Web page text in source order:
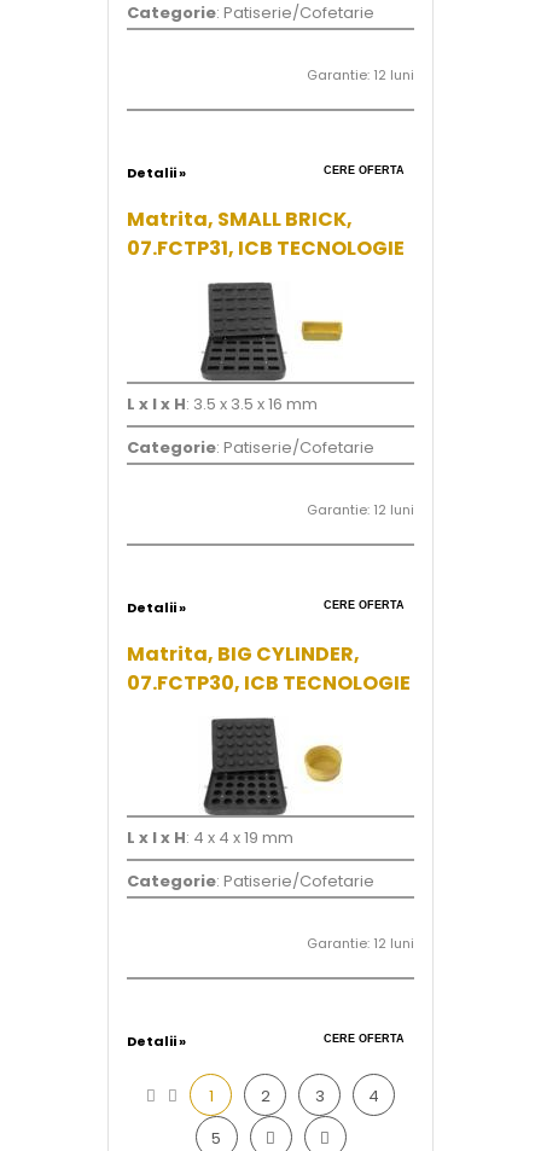
Categorie: Patiserie/Cofetarie
Garantie: 12 luni
Detalii » CERE OFERTA
Matrita, SMALL BRICK,
07.FCTP31, ICB TECNOLOGIE
L x l x H: 3.5 x 3.5 x 16 mm
Categorie: Patiserie/Cofetarie
Garantie: 12 luni
Detalii » CERE OFERTA
Matrita, BIG CYLINDER,
07.FCTP30, ICB TECNOLOGIE
L x l x H: 4 x 4 x 19 mm
Categorie: Patiserie/Cofetarie
Garantie: 12 luni
Detalii » CERE OFERTA
1 2 3
4
5